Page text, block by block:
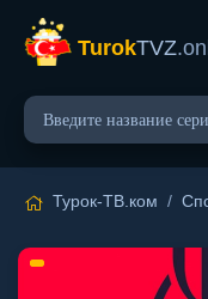
TurokTVZ
Турок-ТВ.ком /